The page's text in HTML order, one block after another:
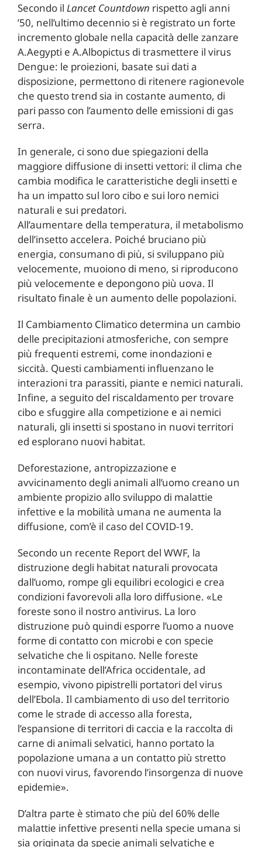
Secondo il Lancet Countdown rispetto agli anni
’50, nell’ultimo decennio si è registrato un forte
incremento globale nella capacità delle zanzare
A.Aegypti e A.Albopictus di trasmettere il virus
Dengue: le proiezioni, basate sui dati a
disposizione, permettono di ritenere ragionevole
che questo trend sia in costante aumento, di
pari passo con l’aumento delle emissioni di gas
serra.
In generale, ci sono due spiegazioni della
maggiore diffusione di insetti vettori: il clima che
cambia modifica le caratteristiche degli insetti e
ha un impatto sul loro cibo e sui loro nemici
naturali e sui predatori.
All’aumentare della temperatura, il metabolismo
dell’insetto accelera. Poiché bruciano più
energia, consumano di più, si sviluppano più
velocemente, muoiono di meno, si riproducono
più velocemente e depongono più uova. Il
risultato finale è un aumento delle popolazioni.
Il Cambiamento Climatico determina un cambio
delle precipitazioni atmosferiche, con sempre
più frequenti estremi, come inondazioni e
siccità. Questi cambiamenti influenzano le
interazioni tra parassiti, piante e nemici naturali.
Infine, a seguito del riscaldamento per trovare
cibo e sfuggire alla competizione e ai nemici
naturali, gli insetti si spostano in nuovi territori
ed esplorano nuovi habitat.
Deforestazione, antropizzazione e
avvicinamento degli animali all’uomo creano un
ambiente propizio allo sviluppo di malattie
infettive e la mobilità umana ne aumenta la
diffusione, com’è il caso del COVID-19.
Secondo un recente Report del WWF, la
distruzione degli habitat naturali provocata
dall’uomo, rompe gli equilibri ecologici e crea
condizioni favorevoli alla loro diffusione. «Le
foreste sono il nostro antivirus. La loro
distruzione può quindi esporre l’uomo a nuove
forme di contatto con microbi e con specie
selvatiche che li ospitano. Nelle foreste
incontaminate dell’Africa occidentale, ad
esempio, vivono pipistrelli portatori del virus
dell’Ebola. Il cambiamento di uso del territorio
come le strade di accesso alla foresta,
l’espansione di territori di caccia e la raccolta di
carne di animali selvatici, hanno portato la
popolazione umana a un contatto più stretto
con nuovi virus, favorendo l’insorgenza di nuove
epidemie».
D’altra parte è stimato che più del 60% delle
malattie infettive presenti nella specie umana si
sia originata da specie animali selvatiche e